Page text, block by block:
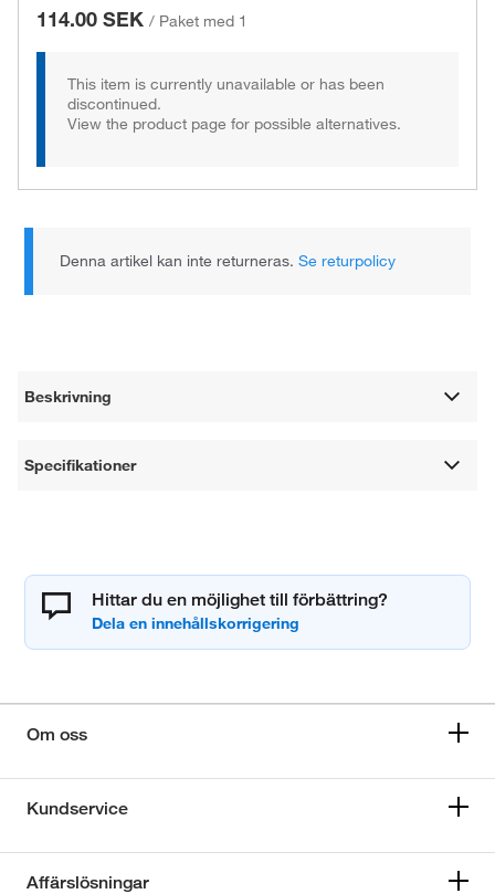
114.00 SEK / Paket med 1
This item is currently unavailable or has been
discontinued.
View the product page for possible alternatives.
Denna artikel kan inte returneras.Se returpolicy
Beskrivning
Specifikationer
Hittar du en möjlighet till förbättring?
Om oss
Kundservice
Affärslösningar